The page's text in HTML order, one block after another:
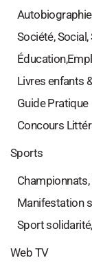
Société,
Livres enfants
Guide Pratique
Concours
Sports
Manifestation
Sport
Web TV